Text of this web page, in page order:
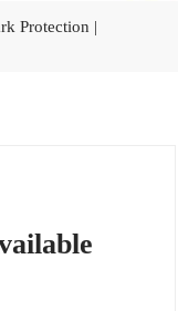
Protection |